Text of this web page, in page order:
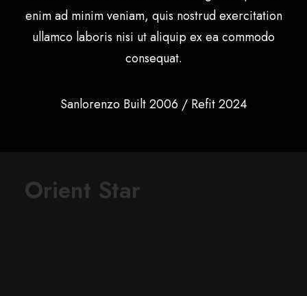
enim ad minim veniam, quis nostrud exercitation
ullamco laboris nisi ut aliquip ex ea commodo
consequat.
Sanlorenzo Built 2006 / Refit 2024
Orient Star